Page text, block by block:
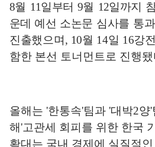
8월 11일부터9월 12일까지
운데 예선 소논문 심사를 통
진출했으며 , 10월 14일 16강전
함한 본선 토너먼트로 진행
올해는 '한통속'팀과 '대박2양'
해'고관세 회피를 위한 한국
확대는 국내 경제에 실질적